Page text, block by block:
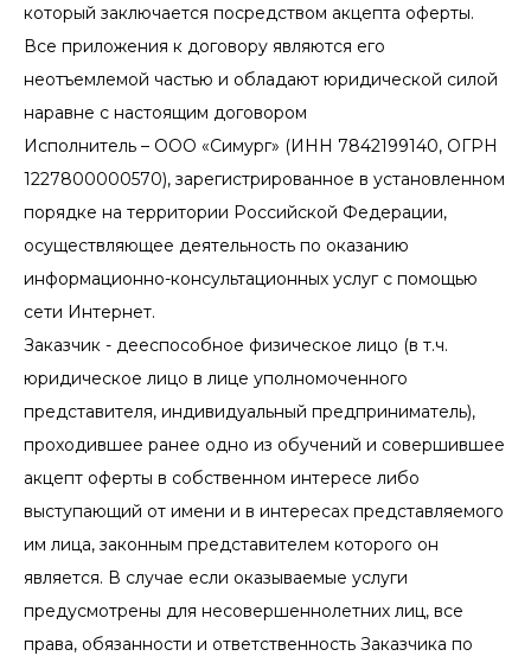
который заключается посредством акцепта оферты.
Все приложения к договору являются его
неотъемлемой частью и обладают юридической силой
наравне с настоящим договором
Исполнитель – ООО «Симург» (ИНН 7842199140, ОГРН
1227800000570), зарегистрированное в установленном
порядке на территории Российской Федерации,
осуществляющее деятельность по оказанию
информационно-консультационных услуг с помощью
сети Интернет.
Заказчик - дееспособное физическое лицо (в т.ч.
юридическое лицо в лице уполномоченного
представителя, индивидуальный предприниматель),
проходившее ранее одно из обучений и совершившее
акцепт оферты в собственном интересе либо
выступающий от имени и в интересах представляемого
им лица, законным представителем которого он
является. В случае если оказываемые услуги
предусмотрены для несовершеннолетних лиц, все
права, обязанности и ответственность Заказчика по